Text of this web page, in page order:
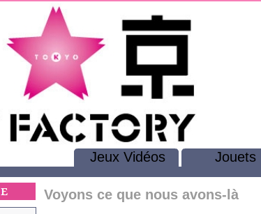
Jeux Vidéos Jouets
Voyons ce que nous avons-là